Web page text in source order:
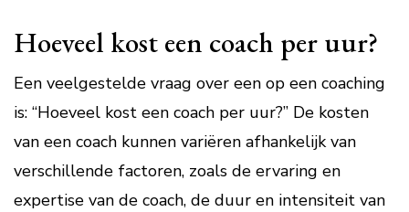
Hoeveel kost een coach per uur?
Een veelgestelde vraag over een op een coaching
is: “Hoeveel kost een coach per uur?” De kosten
van een coach kunnen variëren afhankelijk van
verschillende factoren, zoals de ervaring en
expertise van de coach, de duur en intensiteit van